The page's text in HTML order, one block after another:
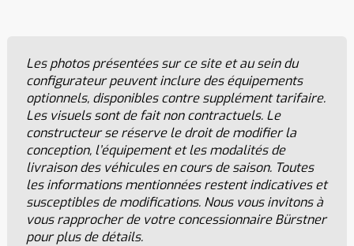
Les photos présentées sur ce site et au sein du
configurateur peuvent inclure des équipements
optionnels, disponibles contre supplément tarifaire.
Les visuels sont de fait non contractuels. Le
constructeur se réserve le droit de modifier la
conception, l’équipement et les modalités de
livraison des véhicules en cours de saison. Toutes
les informations mentionnées restent indicatives et
susceptibles de modifications. Nous vous invitons à
vous rapprocher de votre concessionnaire Bürstner
pour plus de détails.